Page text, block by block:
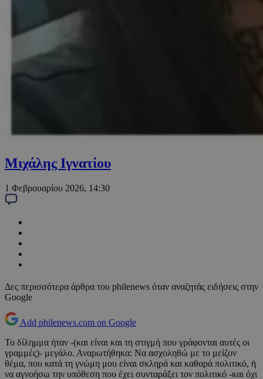
Μιχάλης Ιγνατίου
1 Φεβρουαρίου 2026, 14:30
Δες περισσότερα άρθρα του philenews όταν αναζητάς ειδήσεις στην
Google
Add philenews.com on Google
Το δίλημμα ήταν -(και είναι και τη στιγμή που γράφονται αυτές οι
γραμμές)- μεγάλο. Αναρωτήθηκα: Να ασχοληθώ με το μείζον
θέμα, που κατά τη γνώμη μου είναι σκληρά και καθαρά πολιτικό, ή
να αγνοήσω την υπόθεση που έχει συνταράξει τον πολιτικό -και όχι